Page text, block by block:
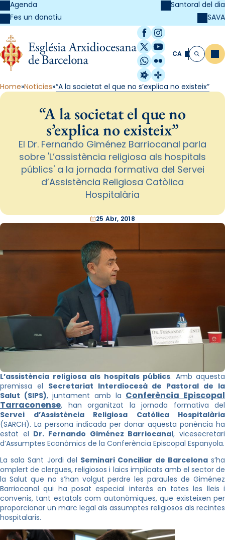
Agenda
Fes un donatiu
Santoral del dia
SAVA
Facebook
Instagram
X / Twitter
YouTube
WhatsApp
Flickr
Radio Estel
Catalunya
CA Cerca
Home Notícies “A la societat el que no s’explica no existeix”
“A la societat el que no
s’explica no existeix”
El Dr. Fernando Giménez Barriocanal parla
sobre 'L’assistència religiosa als hospitals
públics' a la jornada formativa del Servei
d’Assistència Religiosa Catòlica
Hospitalària
25 Abr, 2018
L’assistència religiosa als hospitals públics. Amb aquesta
premissa el Secretariat Interdiocesà de Pastoral de la
Salut (SIPS), juntament amb la Conferència Episcopal
Tarraconense, han organitzat la jornada formativa del
Servei d’Assistència Religiosa Catòlica Hospitalària
(SARCH). La persona indicada per donar aquesta ponència ha
estat el Dr. Fernando Giménez Barriocanal, vicesecretari
d’Assumptes Econòmics de la Conferència Episcopal Espanyola.
La sala Sant Jordi del Seminari Conciliar de Barcelonas’ha
omplert de clergues, religiosos i laics implicats amb el sector de
la Salut que no s’han volgut perdre les paraules de Giménez
Barriocanal qui ha posat especial interès en totes les lleis i
convenis, tant estatals com autonòmiques, que existeixen per
proporcionar un marc legal als assumptes religiosos als recintes
hospitalaris.